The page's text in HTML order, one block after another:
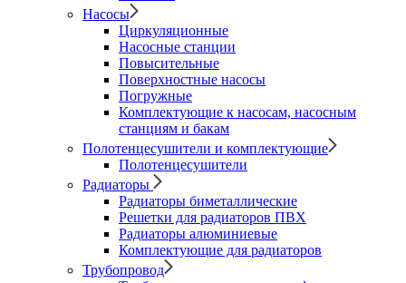
Насосы
Циркуляционные
Насосные станции
Повысительные
Поверхностные насосы
Погружные
Комплектующие к насосам, насосным
станциям и бакам
Полотенцесушители и комплектующие
Полотенцесушители
Радиаторы
Радиаторы биметаллические
Решетки для радиаторов ПВХ
Радиаторы алюминиевые
Комплектующие для радиаторов
Трубопровод